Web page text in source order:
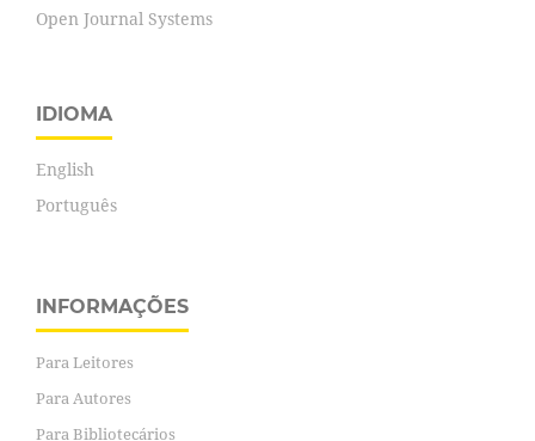
Open Journal Systems
IDIOMA
English
Português
INFORMAÇÕES
Para Leitores
Para Autores
Para Bibliotecários